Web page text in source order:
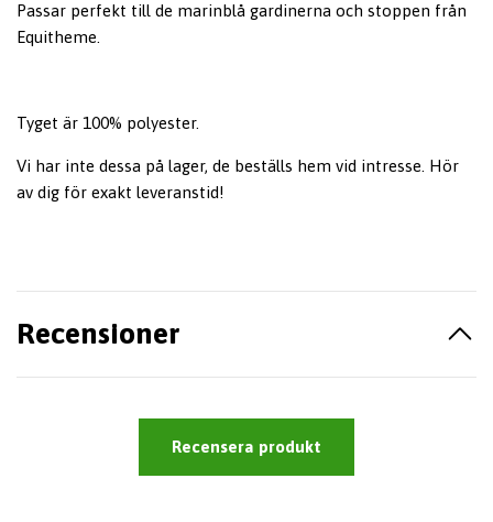
Passar perfekt till de marinblå gardinerna och stoppen från
Equitheme.
Tyget är 100% polyester.
Vi har inte dessa på lager, de beställs hem vid intresse. Hör
av dig för exakt leveranstid!
Recensioner
Recensera produkt